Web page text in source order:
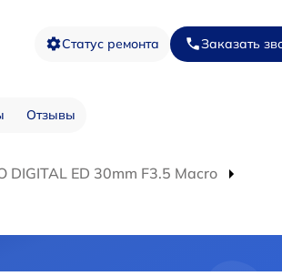
Статус ремонта Заказать
Отзывы
DIGITAL ED 30mm F3.5 Macro